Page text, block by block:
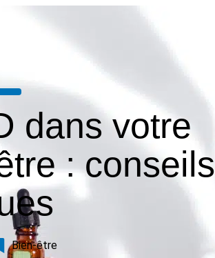
dans votre
: conseils
Bien-être